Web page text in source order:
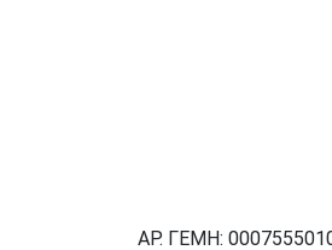
ΑΡ. ΓΕΜΗ: